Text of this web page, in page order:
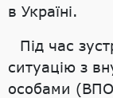
в Україні.
Під час
ситуацію з
особами